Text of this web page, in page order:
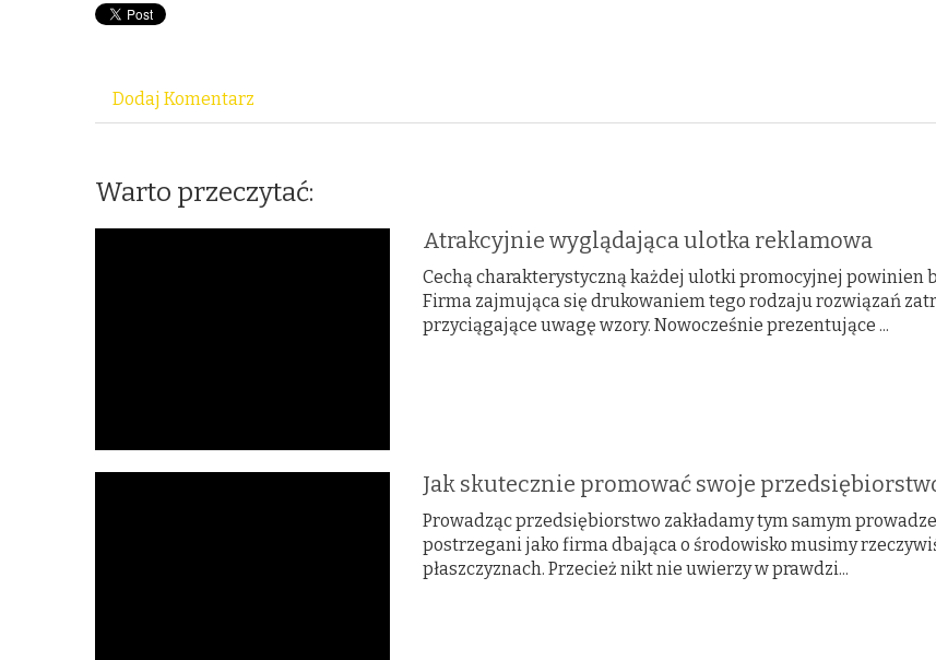
Dodaj Komentarz
Warto przeczytać:
Atrakcyjnie wyglądająca ulotka reklamowa
Cechą charakterystyczną każdej ulotki promocyjnej powinien
Firma zajmująca się drukowaniem tego rodzaju rozwiązań
przyciągające uwagę wzory. Nowocześnie prezentujące ...
Jak skutecznie promować swoje
Prowadząc przedsiębiorstwo zakładamy tym samym
postrzegani jako firma dbająca o środowisko musimy
płaszczyznach. Przecież nikt nie uwierzy w prawdzi...